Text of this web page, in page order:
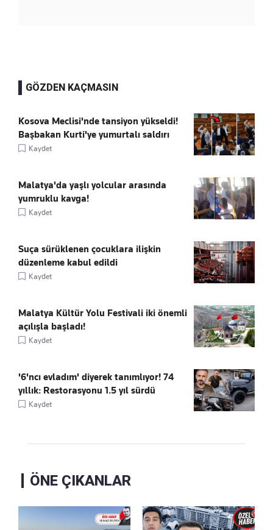
GÖZDEN KAÇMASIN
Kosova Meclisi'nde tansiyon yükseldi!
Başbakan Kurti'ye yumurtalı saldırı
Kaydet
Malatya'da yaşlı yolcular arasında
yumruklu kavga!
Kaydet
Suça sürüklenen çocuklara ilişkin
düzenleme kabul edildi
Kaydet
Malatya Kültür Yolu Festivali iki önemli
açılışla başladı!
Kaydet
'6'ncı evladım' diyerek tanımlıyor! 74
yıllık: Restorasyonu 1.5 yıl sürdü
Kaydet
ÖNE ÇIKANLAR